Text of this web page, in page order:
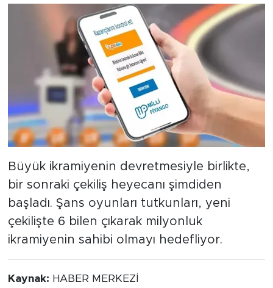
Büyük ikramiyenin devretmesiyle birlikte,
bir sonraki çekiliş heyecanı şimdiden
başladı. Şans oyunları tutkunları, yeni
çekilişte 6 bilen çıkarak milyonluk
ikramiyenin sahibi olmayı hedefliyor.
Kaynak: HABER MERKEZİ